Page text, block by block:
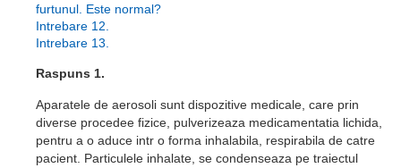
furtunul. Este normal?
Intrebare 12.
Intrebare 13.
Raspuns 1.
Aparatele de aerosoli sunt dispozitive medicale, care prin
diverse procedee fizice, pulverizeaza medicamentatia lichida,
pentru a o aduce intr o forma inhalabila, respirabila de catre
pacient. Particulele inhalate, se condenseaza pe traiectul